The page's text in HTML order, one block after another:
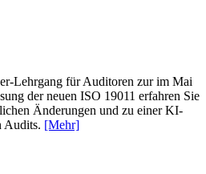
Lehrgang für Auditoren zur im Mai
der neuen ISO 19011 erfahren Sie
Änderungen und zu einer KI-
Audits. [Mehr]